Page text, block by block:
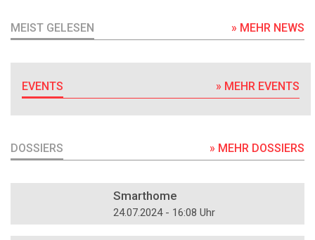
MEIST GELESEN » MEHR NEWS
EVENTS » MEHR EVENTS
DOSSIERS » MEHR DOSSIERS
Smarthome
24.07.2024 - 16:08 Uhr